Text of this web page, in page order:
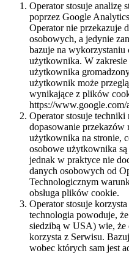
Operator stosuje analizę
poprzez Google
Operator nie przekazuje
osobowych, a jedynie
bazuje na
użytkownika. W
użytkownika
użytkownik może
wynikające z plików
https://www.google.com/
Operator stosuje
dopasowanie
użytkownika na stronie,
osobowe użytkownika
jednak w praktyce nie
danych osobowych od
Technologicznym
obsługa plików cookie.
Operator stosuje
technologia powoduje,
siedzibą w USA) wie, że
korzysta z Serwisu.
wobec których sam jest